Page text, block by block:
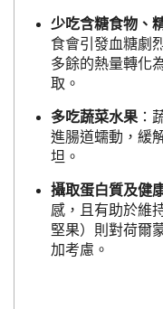
少吃含糖食物、
食會引發血糖劇
多餘的熱量轉化
取。
多吃蔬菜水果 ：
進腸道蠕動，緩
坦。
攝取蛋白質及健
感，且有助於維
堅果）則對荷爾
加考慮。